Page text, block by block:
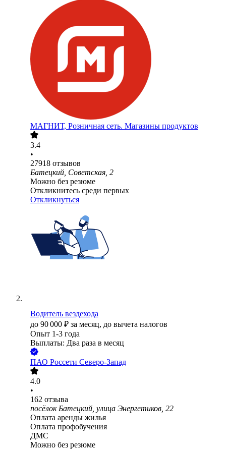
МАГНИТ, Розничная сеть. Магазины продуктов
3.4
•
27918 отзывов
Батецкий, Советская, 2
Можно без резюме
Откликнитесь среди первых
Откликнуться
Водитель вездехода
до 90 000 ₽ за месяц, до вычета налогов
Опыт 1-3 года
Выплаты: Два раза в месяц
ПАО Россети Северо-Запад
4.0
•
162 отзыва
посёлок Батецкий, улица Энергетиков, 22
Оплата аренды жилья
Оплата профобучения
ДМС
Можно без резюме